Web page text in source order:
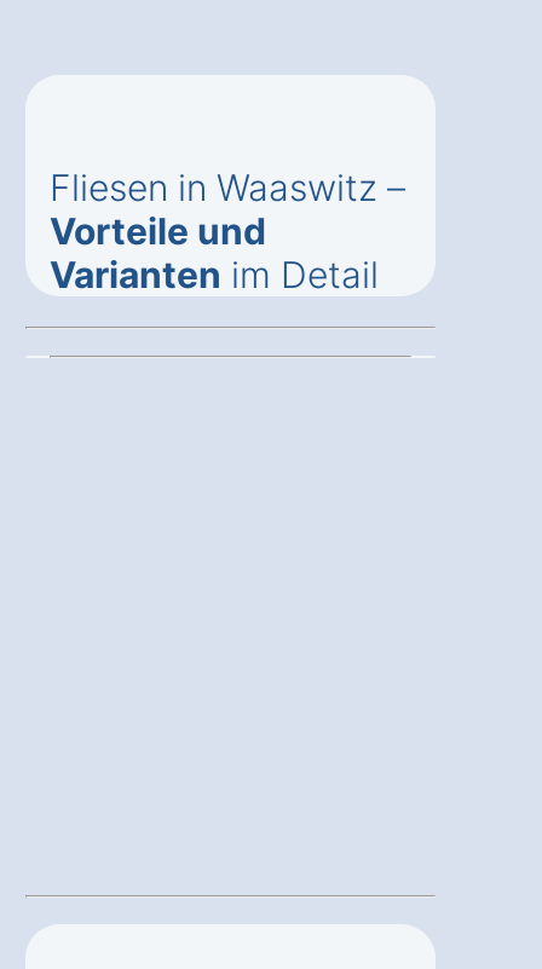
Fliesen in Waaswitz –
Vorteile und
Varianten im Detail